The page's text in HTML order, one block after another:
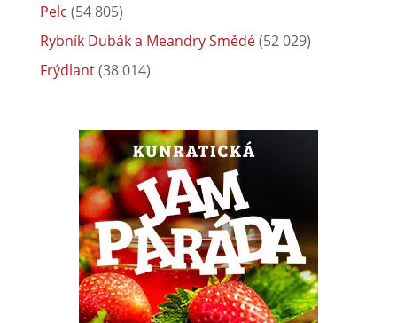
Pelc (54 805)
Rybník Dubák a Meandry Smědé(52 029)
Frýdlant(38 014)